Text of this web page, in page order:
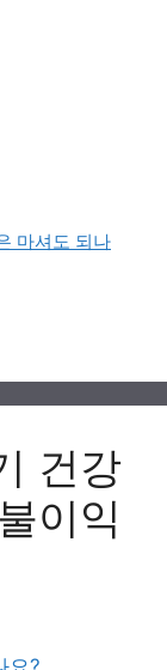
마셔도 되나
건강
이익